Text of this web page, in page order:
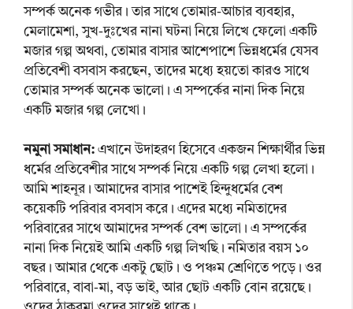
সম্পর্ক অনেক গভীর। তার সাথে তোমার-আচার ব্যবহার,
মেলামেশা, সুখ-দুঃখের নানা ঘটনা নিয়ে লিখে ফেলো একটি
মজার গল্প অথবা, তোমার বাসার আশেপাশে ভিন্নধর্মের যেসব
প্রতিবেশী বসবাস করছেন, তাদের মধ্যে হয়তো কারও সাথে
তোমার সম্পর্ক অনেক ভালো। এ সম্পর্কের নানা দিক নিয়ে
একটি মজার গল্প লেখো।
নমুনা সমাধান: এখানে উদাহরণ হিসেবে একজন শিক্ষার্থীর ভিন্ন
ধর্মের প্রতিবেশীর সাথে সম্পর্ক নিয়ে একটি গল্প লেখা হলো।
আমি শাহনূর। আমাদের বাসার পাশেই হিন্দুধর্মের বেশ
কয়েকটি পরিবার বসবাস করে। এদের মধ্যে নমিতাদের
পরিবারের সাথে আমাদের সম্পর্ক বেশ ভালো। এ সম্পর্কের
নানা দিক নিয়েই আমি একটি গল্প লিখছি। নমিতার বয়স ১০
বছর। আমার থেকে একটু ছোট। ও পঞ্চম শ্রেণিতে পড়ে। ওর
পরিবারে, বাবা-মা, বড় ভাই, আর ছোট একটি বোন রয়েছে।